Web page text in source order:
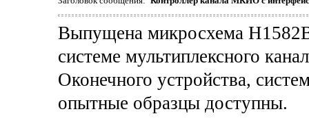
Выпущена микросхема
системе мультиплексного
Оконечного устройства,
опытные образцы доступны.